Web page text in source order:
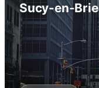
Sucy-en-Brie